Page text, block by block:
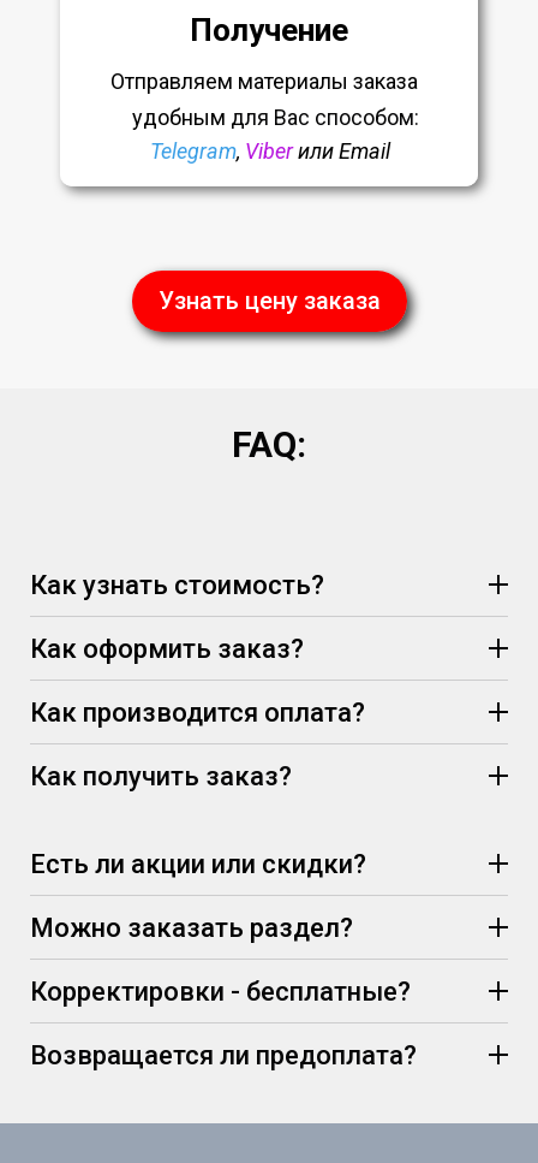
Получение
Отправляем материалы заказа
удобным для Вас способом:
Telegram, Viberили Email
Узнать цену заказа
FAQ:
Как узнать стоимость?
Как оформить заказ?
Как производится оплата?
Как получить заказ?
Есть ли акции или скидки?
Можно заказать раздел?
Корректировки - бесплатные?
Возвращается ли предоплата?